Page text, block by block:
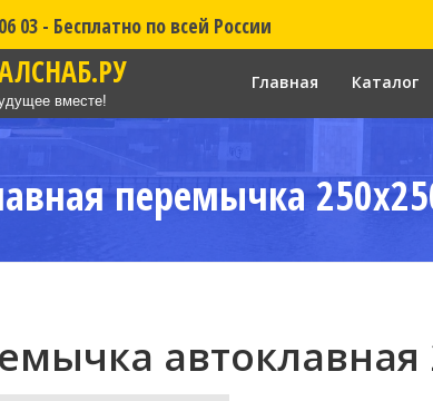
03 - Бесплатно по всей России
вместе!
Главная Каталог
перемычка
автоклавная